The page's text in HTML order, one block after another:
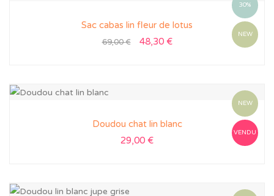
30%
NEW
Sac cabas lin fleur de lotus
69,00€ 48,30 €
NEW
VENDU
Doudou chat lin blanc
29,00 €